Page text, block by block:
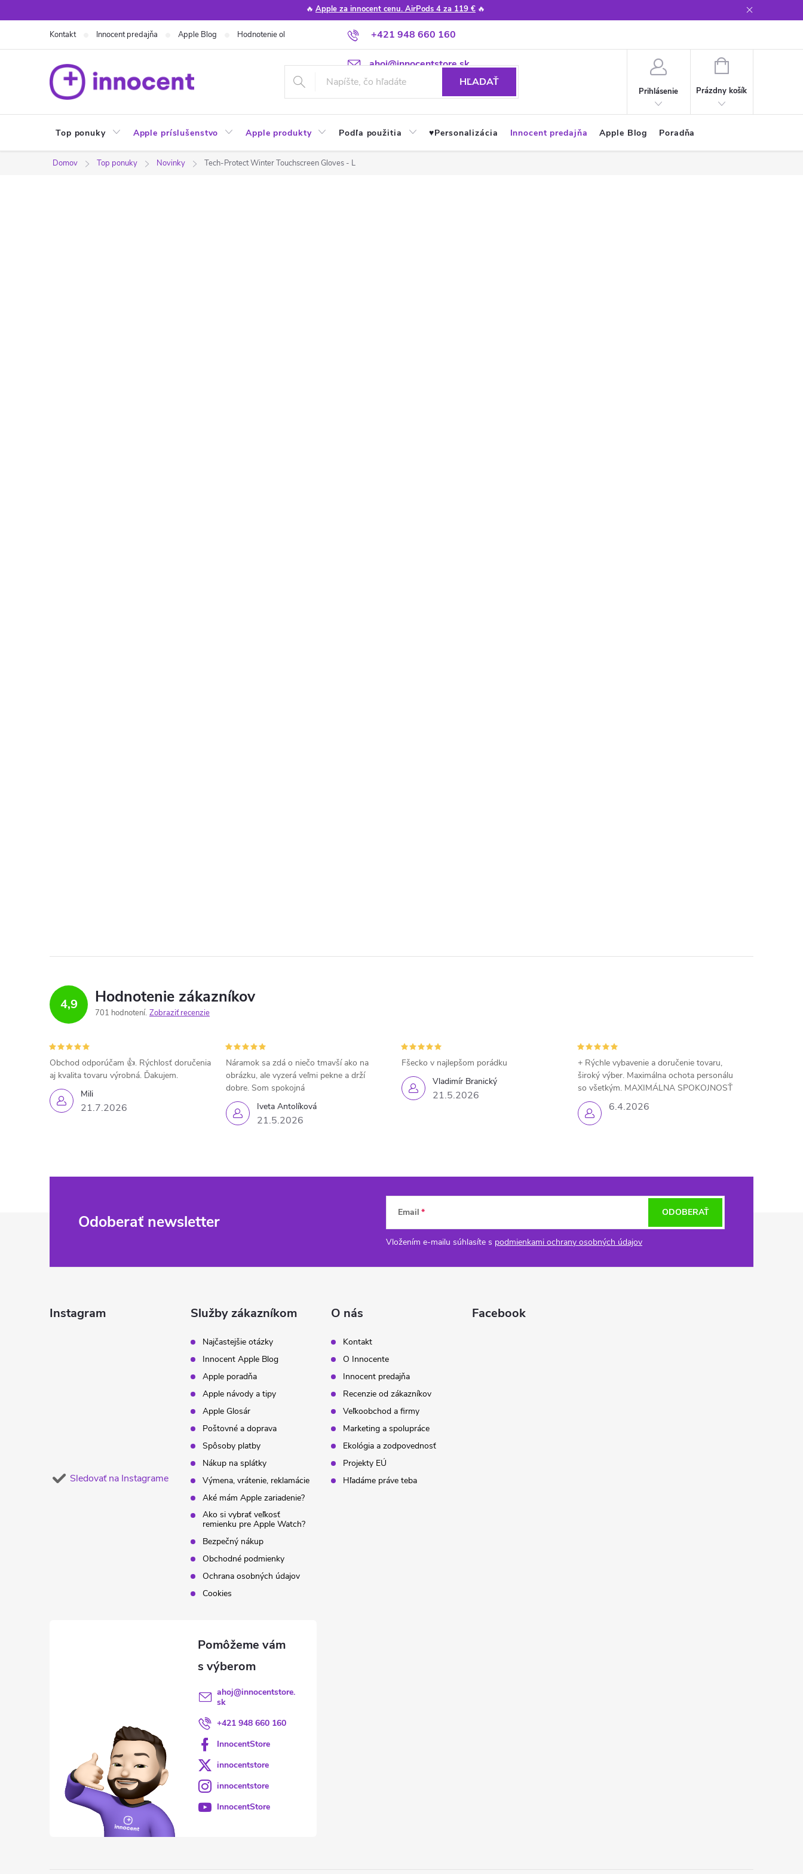
na
🔥 Apple za innocent cenu. AirPods 4 za 119 € 🔥
+421 948 660 160
ahoj@innocentstore.sk
Kontakt Innocent predajňa Apple Blog Hodnotenie obchodu Poradňa Apple návody a tipy
HĽADAŤ
Prihlásenie
NÁKUPNÝ
Prázdny košík
Top ponuky Apple príslušenstvo Apple produkty Podľa použitia ♥︎Personalizácia Innocent predajňa Apple Blog Poradňa
Domov Top ponuky Novinky Tech-Protect Winter Touchscreen Gloves - L
4,9 Hodnotenie zákazníkov
701 hodnotení Zobraziť recenzie
Mili
21.7.2026
Obchod odporúčam 👍. Rýchlosť doručenia
aj kvalita tovaru výrobná. Ďakujem.
Iveta Antolíková
21.5.2026
Náramok sa zdá o niečo tmavší ako na
obrázku, ale vyzerá veľmi pekne a drží
dobre. Som spokojná
Vladimír Branický
21.5.2026
Fšecko v najlepšom porádku
6.4.2026
+ Rýchle vybavenie a doručenie tovaru,
široký výber. Maximálna ochota personálu
so všetkým. MAXIMÁLNA SPOKOJNOSŤ
Odoberať newsletter Email
Vložením e-mailu súhlasíte s podmienkami ochrany osobných údajov
ODOBERAŤ
Instagram
Sledovať na Instagrame
Služby zákazníkom
Najčastejšie otázky
Innocent Apple Blog
Apple poradňa
Apple návody a tipy
Apple Glosár
Poštovné a doprava
Spôsoby platby
Nákup na splátky
Výmena, vrátenie, reklamácie
Aké mám Apple zariadenie?
Ako si vybrať veľkosť
remienku pre Apple Watch?
Bezpečný nákup
Obchodné podmienky
Ochrana osobných údajov
Cookies
O nás
Kontakt
O Innocente
Innocent predajňa
Recenzie od zákazníkov
Veľkoobchod a firmy
Marketing a spolupráce
Ekológia a zodpovednosť
Projekty EÚ
Hľadáme práve teba
Facebook
ahoj@innocentstore.
sk
+421 948 660 160
InnocentStore
innocentstore
innocentstore
InnocentStore